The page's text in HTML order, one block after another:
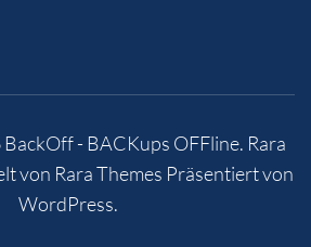
BackOff - BACKups OFFline. Rara
von Rara Themes Präsentiert von
WordPress.